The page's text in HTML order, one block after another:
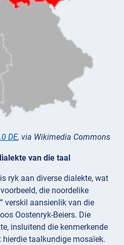
DE, via Wikimedia Commons
van die taal
ryk aan diverse dialekte, wat
die noordelike
verskil aansienlik van die
Oostenryk-Beiers. Die
insluitend die kenmerkende
taalkundige mosaïek.